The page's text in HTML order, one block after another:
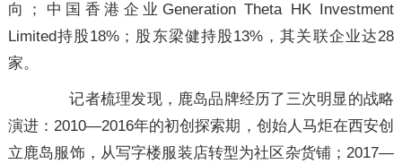
向；中国香港企业Generation Theta HK Investment
Limited持股18%；股东梁健持股13%，其关联企业达28
家。
记者梳理发现，鹿岛品牌经历了三次明显的战略
演进：2010—2016年的初创探索期，创始人马炬在西安创
立鹿岛服饰，从写字楼服装店转型为社区杂货铺；2017—